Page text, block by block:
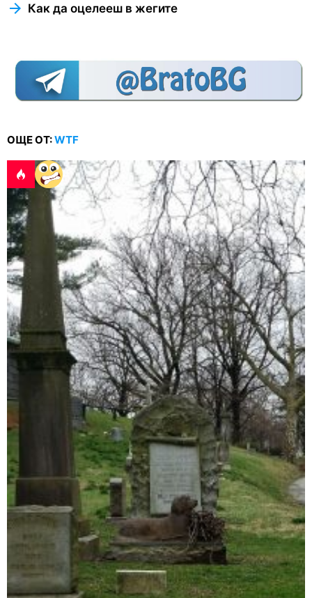
Как да оцелееш в жегите
ОЩЕ ОТ:WTF